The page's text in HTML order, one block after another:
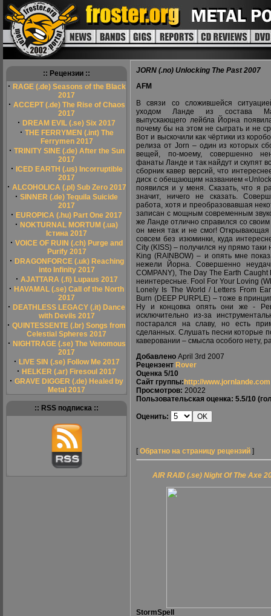
:: Рецензии ::
· RAGE (.de) Seasons of the Black
2017
· ACCEPT (.de) The Rise of Chaos
2017
· DREAM EVIL (.se) Six 2017
· THE FERRYMEN (.int) The
Ferrymen 2017
· TRINITY SINE (.de) After the Sun
2017
· ICED EARTH (.us) Incorruptible
2017
· ALCOHOLICA (.pl) Sub Zero 2017
· SINNER (.de) Tequila Suicide
2017
· EUROPICA (.hu) Part One 2017
· NOKTURNAL MORTUM (.ua)
Істина 2017
· VOICE OF RUIN (.ch) Purge and
Purify 2017
· DRAGONFORCE (.uk) Reaching
into Infinity 2017
· AJATTARA (.fi) Lupaus 2017
· HAVAMAL (.se) Call of the North
2017
· DEATHLESS LEGACY (.it) Dance
with Devils 2017
· QUINTESSENTE (.br) Songs from
Celestial Spheres 2017
· NIGHTRAGE (.se) The Venomous
2017
· LIVE SIN (.se) Follow Me 2017
· HELKER (.ar) Firesoul 2017
· GRAVE DIGGER (.de) Healed by
Metal 2017
:: RSS подписка ::
JORN (.no) Unlocking The Past 2007
AFM
В связи со сложившейся
уходом Ланде из состава
выпускающего лейбла Йорна
почему бы на этом не сыграть и не
Вот и выскочили как чёртики из
релиза от Jorn – один из которых
вещей, по-моему, совершенно
фанаты Ланде и так найдут и скупят
сборник кавер версий, что
диск с обещающим названием
появился и у меня. Сказать, что я
значит, ничего не сказать.
работа, хотя и преобразовавшая
записан с мощным современным
же Ланде отлично справился со
он меня так и не смог! Открывающая
совсем без изюминки, куда
City (KISS) – получился ну прямо
King (RAINBOW) – и опять мне
нежели Йорна. Совершенно
COMPANY), The Day The Earth
неинтересные. Fool For Your Loving
Lonely Is The World / Letters From
Burn (DEEP PURPLE) – тоже в
Ну и концовка опять они же -
исключительно из-за
постарался на славу, но есть
сделанных. Слушать песни которые
каверовании – смысла особого нету,
Добавлено April 3rd 2007
Рецензент Rover
Оценка 5/10
Сайт группы: http://www.jornlande.com
Просмотров: 20022
Пользовательская оценка: 5.5/10
Оценить:
[Обратно на страницу рецензий ]
AIR RAID (.se) Night Of The Axe
StormSpell